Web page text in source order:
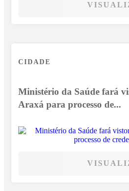
CIDADE
Ministério da Saúde fará
Araxá para processo de...